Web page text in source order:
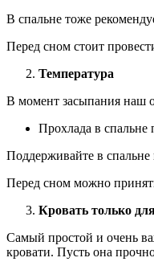
В спальне тоже
Перед сном стоит
Температура
В момент засыпания наш
Прохлада в спальне
Поддерживайте в
Перед сном можно
Кровать только
Самый простой и очень
кровати. Пусть она